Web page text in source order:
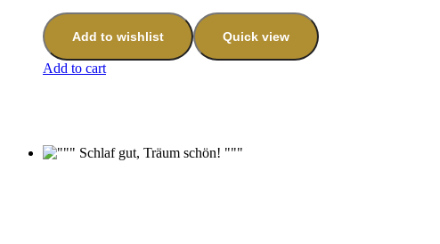
Add to wishlist Quick view
Add to cart